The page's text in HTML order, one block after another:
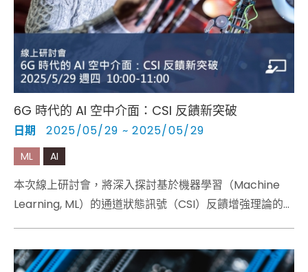
Cybersecurity
6G 時代的 AI 空中介面：CSI 反饋新突破
日期 2025/05/29 ~ 2025/05/29
ML AI
本次線上研討會，將深入探討基於機器學習（Machine
Learning, ML）的通道狀態訊號（CSI）反饋增強理論的優